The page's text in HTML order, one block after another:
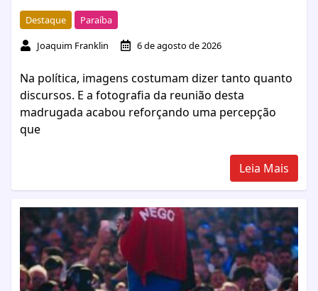
Destaque
Paraíba
Joaquim Franklin
6 de agosto de 2026
Na política, imagens costumam dizer tanto quanto
discursos. E a fotografia da reunião desta
madrugada acabou reforçando uma percepção
que
Leia Mais